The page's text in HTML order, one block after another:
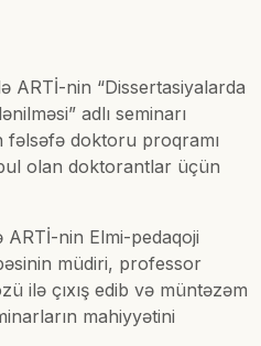
ARTİ-nin “Dissertasiyalarda
adlı seminarı
fəlsəfə doktoru proqramı
olan doktorantlar üçün
ARTİ-nin Elmi-pedaqoji
müdiri, professor
ilə çıxış edib və müntəzəm
mahiyyətini